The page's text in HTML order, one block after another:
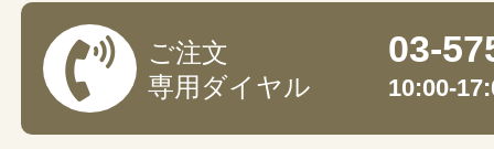
ご注文
専用ダイヤル
03-
10:00-